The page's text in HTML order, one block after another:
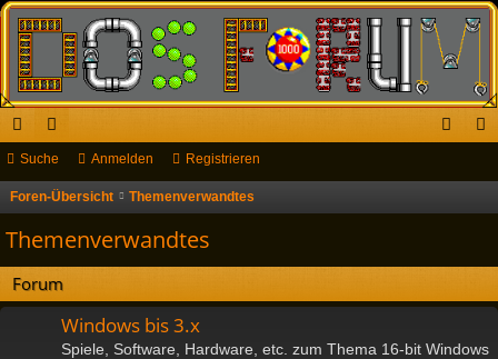
ch
ne
llz
or
en
Suche Anmelden Registrieren
Foren-Übersicht Themenverwandtes
e
Themenverwandtes
Forum
Windows bis 3.x
Spiele, Software, Hardware, etc. zum Thema 16-bit Windows